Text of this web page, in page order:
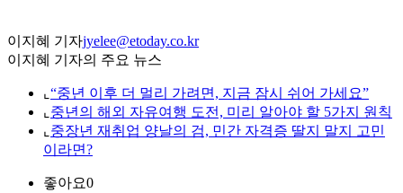
이지혜 기자jyelee@etoday.co.kr
이지혜 기자의 주요 뉴스
⌞ “중년 이후 더 멀리 가려면, 지금 잠시 쉬어 가세요”
⌞ 중년의 해외 자유여행 도전, 미리 알아야 할 5가지 원칙
⌞ 중장년 재취업 양날의 검, 민간 자격증 딸지 말지 고민
이라면?
좋아요0